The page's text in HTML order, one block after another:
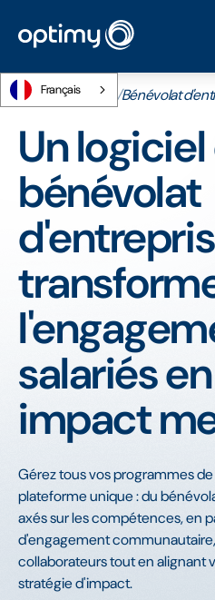
Français
Accueil/Produits /Bénévolat
Un
bénévolat
salariés
impact
Gérez tous vos programmes
plateforme unique : du
axés sur les compétences, en
d'engagement
collaborateurs tout en alignant
stratégie d'impact.